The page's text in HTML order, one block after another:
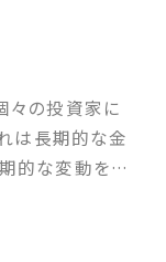
ぜか勝手に日
ます（笑）。
った同 […]
々の投資家に
れは長期的な金
的な変動を受
このような長